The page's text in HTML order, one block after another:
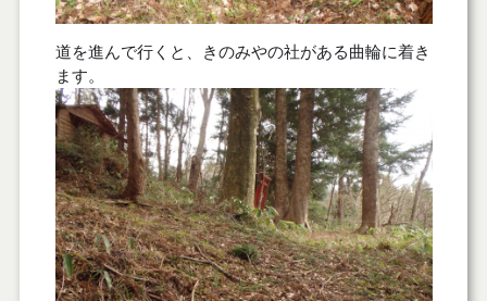
道を進んで行くと、きのみやの社がある曲輪に着き
ます。